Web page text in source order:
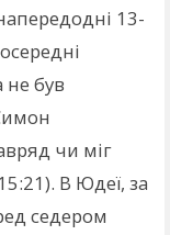
13-
не був
чи міг
В Юдеї, за
седером